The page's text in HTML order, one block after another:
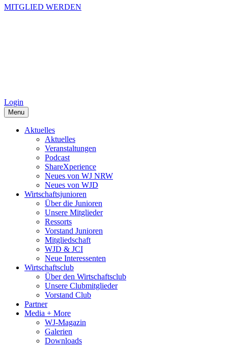
MITGLIED WERDEN
Login
Menu
Aktuelles
Aktuelles
Veranstaltungen
Podcast
ShareXperience
Neues von WJ NRW
Neues von WJD
Wirtschaftsjunioren
Über die Junioren
Unsere Mitglieder
Ressorts
Vorstand Junioren
Mitgliedschaft
WJD & JCI
Neue Interessenten
Wirtschaftsclub
Über den Wirtschaftsclub
Unsere Clubmitglieder
Vorstand Club
Partner
Media + More
WJ-Magazin
Galerien
Downloads